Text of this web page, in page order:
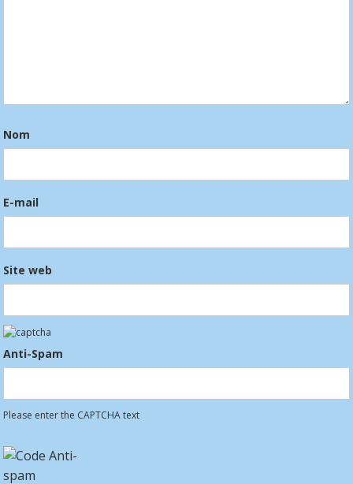
Nom
E-mail
Site web
Anti-Spam
Please enter the CAPTCHA text